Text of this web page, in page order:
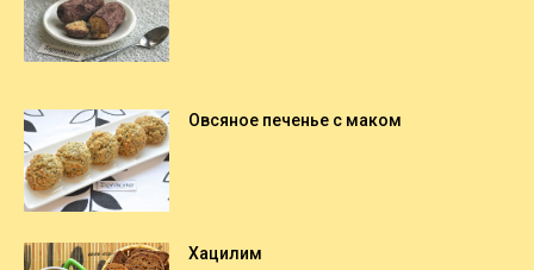
Овсяное печенье с маком
Хацилим